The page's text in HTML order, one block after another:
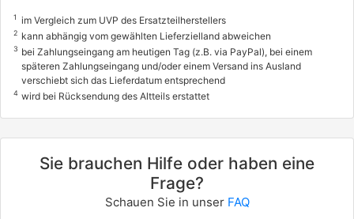
1 im Vergleich zum UVP des Ersatzteilherstellers
2 kann abhängig vom gewählten Lieferzielland abweichen
3 bei Zahlungseingang am heutigen Tag (z.B. via PayPal), bei einem
späteren Zahlungseingang und/oder einem Versand ins Ausland
verschiebt sich das Lieferdatum entsprechend
4 wird bei Rücksendung des Altteils erstattet
Sie brauchen Hilfe oder haben eine
Frage?
Schauen Sie in unser FAQ